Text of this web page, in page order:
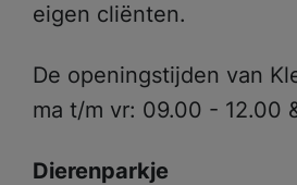
eigen cliënten.
De openingstijden van
ma t/m vr: 09.00 - 12.00
Dierenparkje